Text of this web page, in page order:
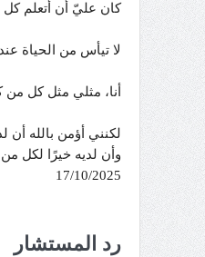
كان عليّ أن أتعلم كل
لا تيأس من الحياة
أنا، مثلي مثل كل
لكنني أؤمن بالله أن
وأن لديه خيرًا لكل
17/10/2025
رد المستشار